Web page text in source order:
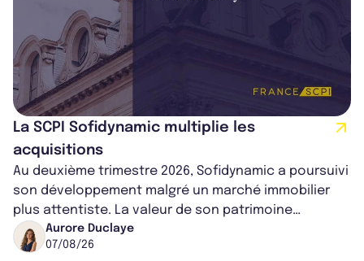
La SCPI Sofidynamic multiplie les
acquisitions
Au deuxième trimestre 2026, Sofidynamic a poursuivi
son développement malgré un marché immobilier
plus attentiste. La valeur de son patrimoine
progresse de 3,8% à périmètre constan...
Aurore Duclaye
07/08/26